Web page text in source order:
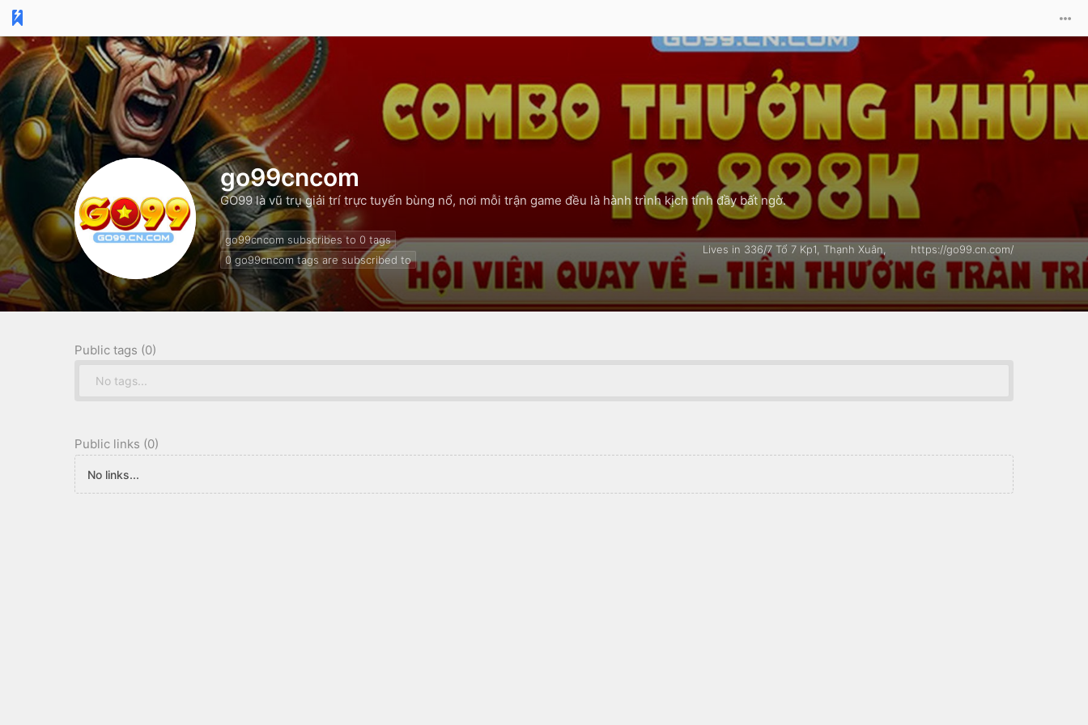
go99cncom
GO99 là vũ trụ giải trí trực tuyến bùng nổ, nơi mỗi trận game đều là hành trình kịch tính đầy bất ngờ.
go99cncom subscribes to 0 tags
0 go99cncom tags are subscribed to
Lives in 336/7 Tổ 7 Kp1, Thạnh Xuân, https://go99.cn.com/
Public tags (0)
No tags...
Public links (0)
No links...